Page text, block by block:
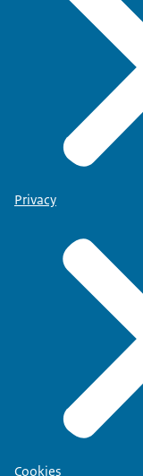
Privacy
Cookies